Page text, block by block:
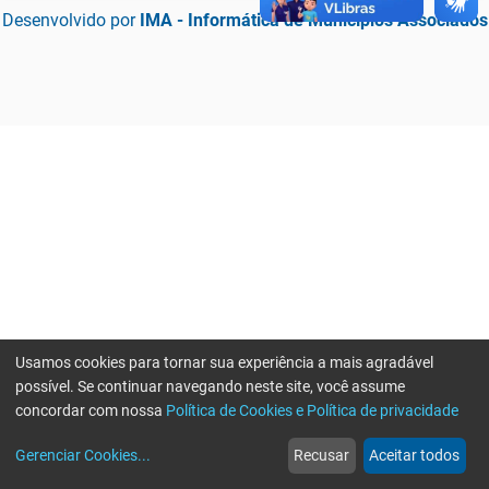
Desenvolvido por IMA - Informática de Municípios Associados
web
Notícias
more_horiz
Mais
Usamos cookies para tornar sua experiência a mais agradável
possível. Se continuar navegando neste site, você assume
concordar com nossa Política de Cookies e Política de privacidade
Gerenciar Cookies... Recusar Aceitar todos
Erro ao enviar informações, por favor tente novamente